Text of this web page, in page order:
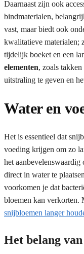
Daarnaast zijn ook
bindmaterialen,
vast, maar biedt ook
kwalitatieve materialen;
tijdelijk boeket en een
elementen, zoals
uitstraling te geven en
Water en
Het is essentieel dat
voeding krijgen om zo
het aanbevelenswaardig
direct in water te
voorkomen je dat
bloemen kan verkorten.
snijbloemen langer
Het belang